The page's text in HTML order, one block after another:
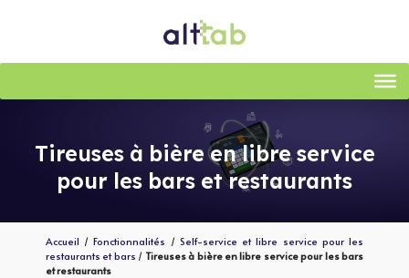
Tireuses à bière en libre service
pour les bars et restaurants
Accueil /Fonctionnalités / Self-service et libre service pour les
restaurants et bars / Tireuses à bière en libre service pour les bars
et restaurants